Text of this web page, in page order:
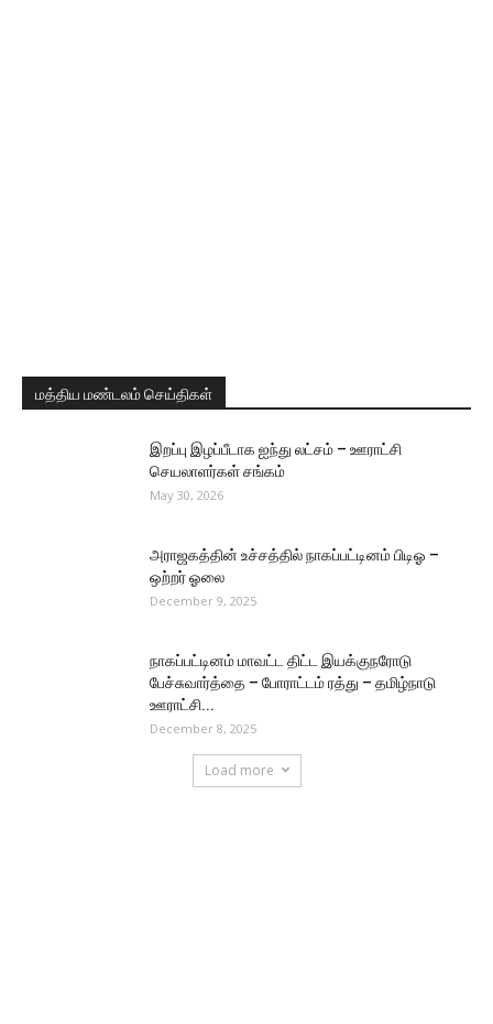
மத்திய மண்டலம் செய்திகள்
இறப்பு இழப்பீடாக ஐந்து லட்சம் – ஊராட்சி
செயலாளர்கள் சங்கம்
May 30, 2026
அராஜகத்தின் உச்சத்தில் நாகப்பட்டினம் பிடிஓ –
ஒற்றர் ஓலை
December 9, 2025
நாகப்பட்டினம் மாவட்ட திட்ட இயக்குநரோடு
பேச்சுவார்த்தை – போராட்டம் ரத்து – தமிழ்நாடு
ஊராட்சி...
December 8, 2025
Load more